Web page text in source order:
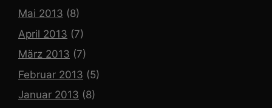
Mai 2013 (8)
April 2013 (7)
März 2013 (7)
Februar 2013 (5)
Januar 2013 (8)